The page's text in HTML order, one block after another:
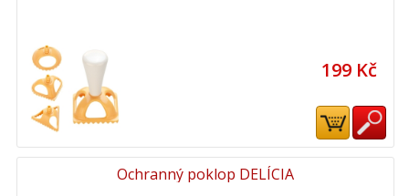
199 Kč
Ochranný poklop DELÍCIA